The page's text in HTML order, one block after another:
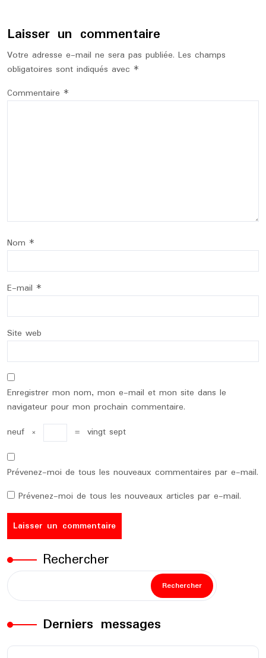
Laisser un commentaire
Votre adresse e-mail ne sera pas publiée. Les champs
obligatoires sont indiqués avec *
Commentaire *
Nom *
E-mail *
Site web
Enregistrer mon nom, mon e-mail et mon site dans le
navigateur pour mon prochain commentaire.
neuf × = vingt sept
Prévenez-moi de tous les nouveaux commentaires par e-mail.
Prévenez-moi de tous les nouveaux articles par e-mail.
Rechercher
Rechercher
Derniers messages